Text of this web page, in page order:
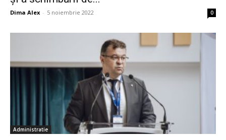
Dima Alex - 5 noiembrie 2022 0
Administratie